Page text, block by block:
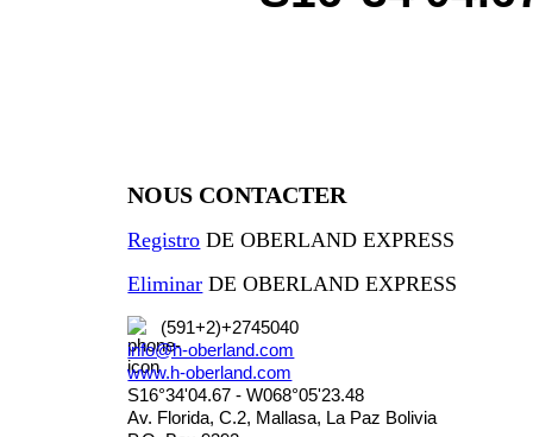
NOUS CONTACTER
Registro DE OBERLAND EXPRESS
Eliminar DE OBERLAND EXPRESS
(591+2)+2745040
info@h-oberland.com
www.h-oberland.com
S16°34'04.67 - W068°05'23.48
Av. Florida, C.2, Mallasa, La Paz Bolivia